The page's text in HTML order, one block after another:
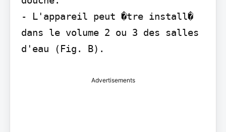
- L'appareil peut �tre install�
dans le volume 2 ou 3 des salles
d'eau (Fig. B).
Advertisements